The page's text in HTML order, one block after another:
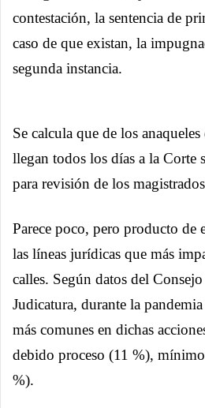
contestación, la sentencia de
caso de que existan, la
segunda instancia.
Se calcula que de los
llegan todos los días a la Corte
para revisión de los
Parece poco, pero producto de
las líneas jurídicas que más
calles. Según datos del
Judicatura, durante la
más comunes en dichas
debido proceso (11 %),
%).